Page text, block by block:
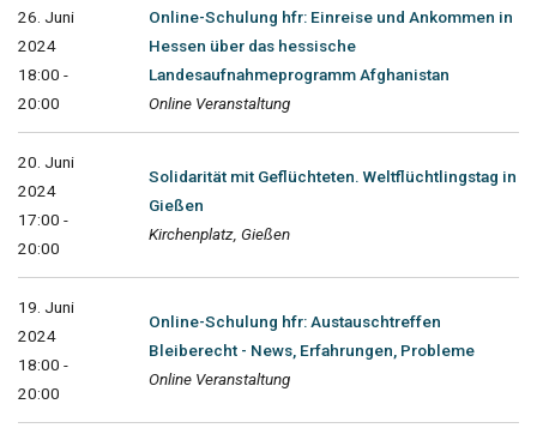
26. Juni
2024
18:00 -
20:00
Online-Schulung hfr: Einreise und Ankommen in
Hessen über das hessische
Landesaufnahmeprogramm Afghanistan
Online Veranstaltung
20. Juni
2024
17:00 -
20:00
Solidarität mit Geflüchteten. Weltflüchtlingstag in
Gießen
Kirchenplatz, Gießen
19. Juni
2024
18:00 -
20:00
Online-Schulung hfr: Austauschtreffen
Bleiberecht - News, Erfahrungen, Probleme
Online Veranstaltung